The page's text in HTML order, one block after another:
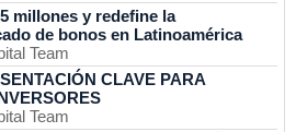
millones y redefine la
de bonos en Latinoamérica
Team
CLAVE PARA
Team